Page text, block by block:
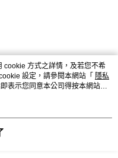
cookie 方式之詳情，及若您不希
設定，請參閱本網站「 隱私
表示您同意本公司得按本網站使